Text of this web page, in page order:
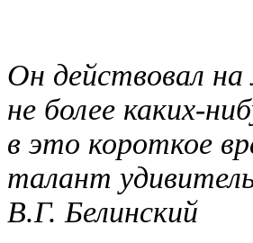
Он действовал
не более каких-
в это короткое
талант
В.Г. Белинский